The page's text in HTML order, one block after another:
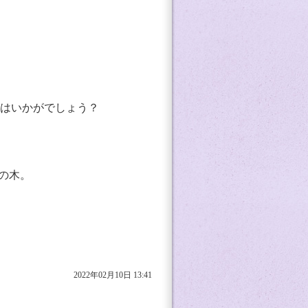
いかがでしょう？
木。
2022年02月10日 13:41